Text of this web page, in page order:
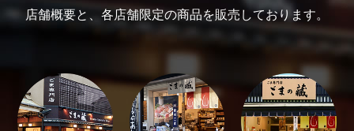
店舗概要と、各店舗限定の商品を販売しております。